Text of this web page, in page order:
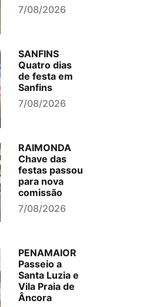
7/08/2026
SANFINS
Quatro dias
de festa em
Sanfins
7/08/2026
RAIMONDA
Chave das
festas passou
para nova
comissão
7/08/2026
PENAMAIOR
Passeio a
Santa Luzia e
Vila Praia de
Âncora